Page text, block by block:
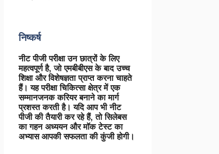
निष्कर्ष
नीट पीजी परीक्षा उन छात्रों के लिए
महत्वपूर्ण है, जो एमबीबीएस के बाद उच्च
शिक्षा और विशेषज्ञता प्राप्त करना चाहते
हैं। यह परीक्षा चिकित्सा क्षेत्र में एक
सम्मानजनक करियर बनाने का मार्ग
प्रशस्त करती है। यदि आप भी नीट
पीजी की तैयारी कर रहे हैं, तो सिलेबस
का गहन अध्ययन और मॉक टेस्ट का
अभ्यास आपकी सफलता की कुंजी होगी।